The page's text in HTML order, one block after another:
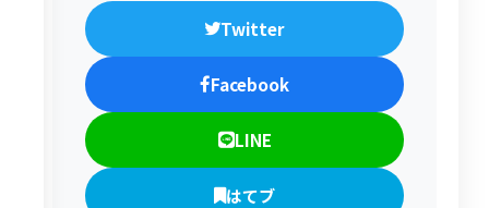
Twitter
Facebook
LINE
はてブ